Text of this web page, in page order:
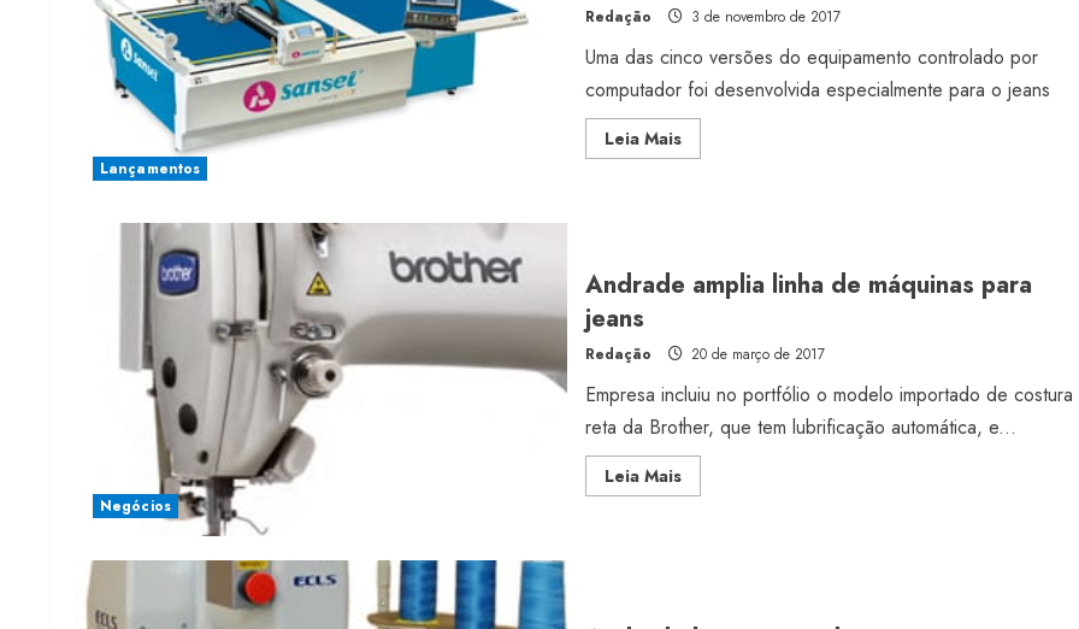
Lançamentos
Redação 3 de novembro de 2017
Uma das cinco versões do equipamento controlado por
computador foi desenvolvida especialmente para o jeans
Leia MaisRead
more
corte
italiana
Negócios
Andrade amplia linha de máquinas para
jeans
Redação 20 de março de 2017
Empresa incluiu no portfólio o modelo importado de costura
reta da Brother, que tem lubrificação automática, e...
Leia MaisRead
more
Estilo